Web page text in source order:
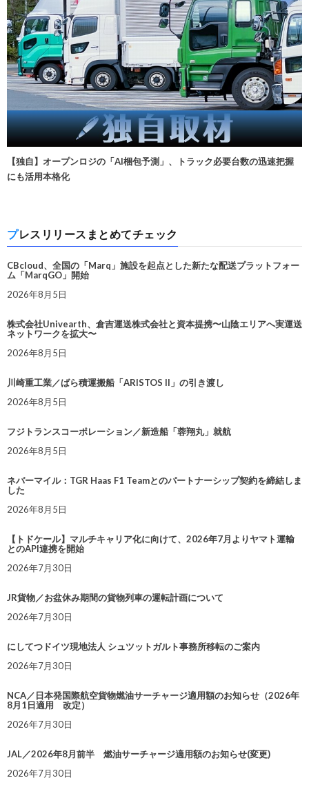
【独自】オープンロジの「AI梱包予測」、トラック必要台数の迅速把握
にも活用本格化
プレスリリースまとめてチェック
CBcloud、全国の「Marq」施設を起点とした新たな配送プラットフォー
ム「MarqGO」開始
2026年8月5日
株式会社Univearth、倉吉運送株式会社と資本提携〜山陰エリアへ実運送
ネットワークを拡大〜
2026年8月5日
川崎重工業／ばら積運搬船「ARISTOS II」の引き渡し
2026年8月5日
フジトランスコーポレーション／新造船「蓉翔丸」就航
2026年8月5日
ネバーマイル：TGR Haas F1 Teamとのパートナーシップ契約を締結しま
した
2026年8月5日
【トドケール】マルチキャリア化に向けて、2026年7月よりヤマト運輸
とのAPI連携を開始
2026年7月30日
JR貨物／お盆休み期間の貨物列車の運転計画について
2026年7月30日
にしてつドイツ現地法人 シュツットガルト事務所移転のご案内
2026年7月30日
NCA／日本発国際航空貨物燃油サーチャージ適用額のお知らせ（2026年
8月1日適用 改定）
2026年7月30日
JAL／2026年8月前半 燃油サーチャージ適用額のお知らせ(変更)
2026年7月30日